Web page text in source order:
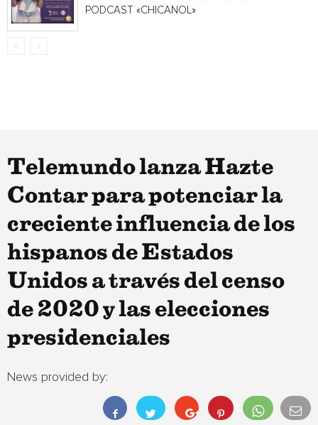
PODCAST «CHICANOL»
Telemundo lanza Hazte
Contar para potenciar la
creciente influencia de los
hispanos de Estados
Unidos a través del censo
de 2020 y las elecciones
presidenciales
News provided by: